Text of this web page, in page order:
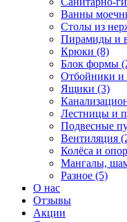
Ванны
Столы из
Пирамиды и
Крюки (8)
Блок формы
Отбойники и
Ящики (3)
Лестницы и
Подвесные
Вентиляция
Колёса и
Мангалы,
Разное (5)
О нас
Отзывы
Акции